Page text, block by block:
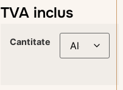
TVA inclus
Cantitate